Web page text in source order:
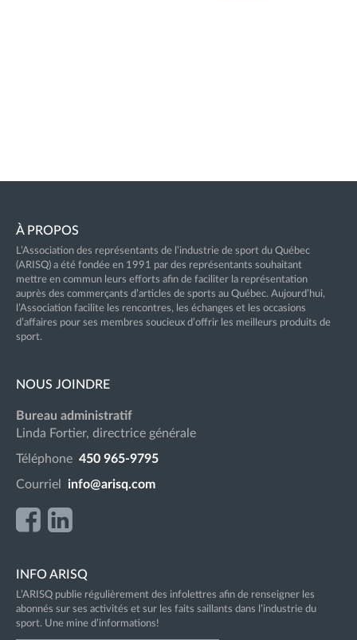
À PROPOS
L’Association des représentants de l’industrie de sport du Québec
(ARISQ) a été fondée en 1991 par des représentants souhaitant
mettre en commun leurs efforts afin de faciliter la représentation
auprès des commerçants d’articles de sports au Québec. Aujourd’hui,
l’Association facilite les rencontres, les échanges et les occasions
d’affaires pour ses membres soucieux d’offrir les meilleurs produits de
sport.
NOUS JOINDRE
Bureau administratif
Linda Fortier, directrice générale
Téléphone 450 965-9795
Courriel info@arisq.com
INFO ARISQ
L’ARISQ publie régulièrement des infolettres afin de renseigner les
abonnés sur ses activités et sur les faits saillants dans l’industrie du
sport. Une mine d’informations!